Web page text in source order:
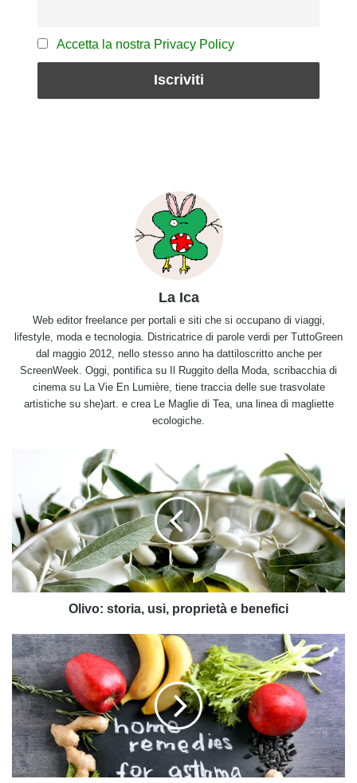
Accetta la nostra Privacy Policy
La Ica
Web editor freelance per portali e siti che si occupano di viaggi,
lifestyle, moda e tecnologia. Districatrice di parole verdi per TuttoGreen
dal maggio 2012, nello stesso anno ha dattiloscritto anche per
ScreenWeek. Oggi, pontifica su Il Ruggito della Moda, scribacchia di
cinema su La Vie En Lumière, tiene traccia delle sue trasvolate
artistiche su she)art. e crea Le Maglie di Tea, una linea di magliette
ecologiche.
proprietà
e
benefici
Olivo: storia, usi, proprietà e benefici
Spaccapietra:
proprietà
e
utilizzi
di
questa
pianta
medicinale